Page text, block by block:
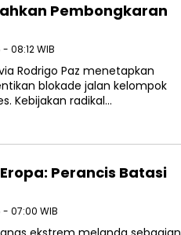
Pembongkaran
08:12 WIB
Rodrigo Paz menetapkan
blokade jalan kelompok
Kebijakan radikal…
Perancis Batasi
- 07:00 WIB